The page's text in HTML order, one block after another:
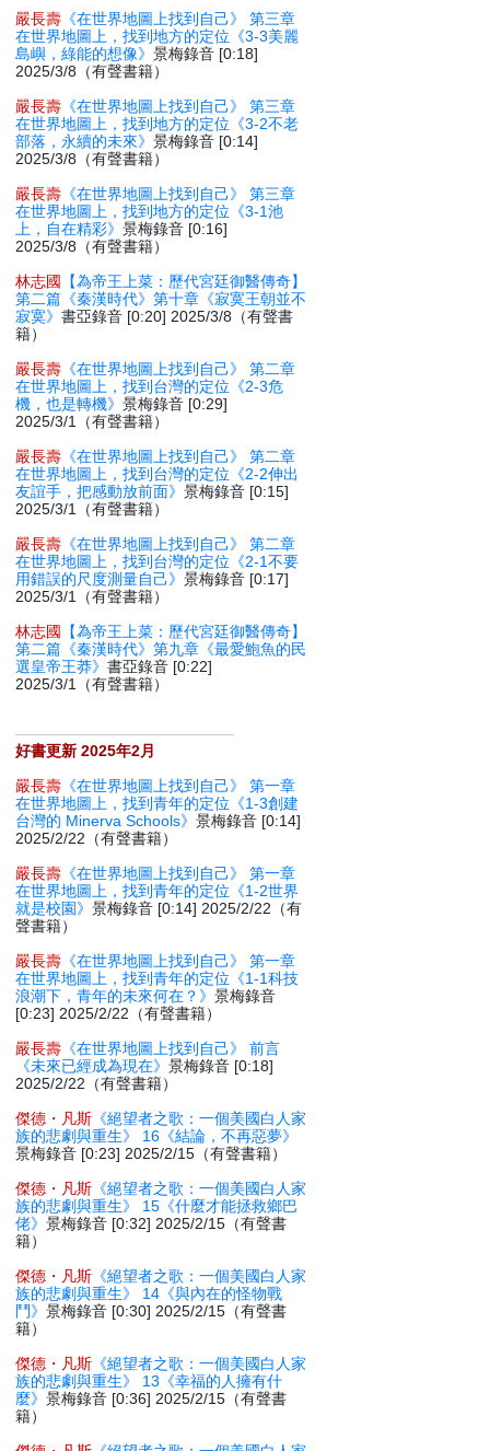
嚴長壽 《在世界地圖上找到自己》 第三章
在世界地圖上，找到地方的定位《3-3美麗
島嶼，綠能的想像》景梅錄音 [0:18]
2025/3/8（有聲書籍）
嚴長壽 《在世界地圖上找到自己》 第三章
在世界地圖上，找到地方的定位《3-2不老
部落，永續的未來》景梅錄音 [0:14]
2025/3/8（有聲書籍）
嚴長壽 《在世界地圖上找到自己》 第三章
在世界地圖上，找到地方的定位《3-1池
上，自在精彩》景梅錄音 [0:16]
2025/3/8（有聲書籍）
林志國
【為帝王上菜：歷代宮廷御醫傳奇】
第二篇《秦漢時代》第十章《寂寞王朝並不
寂寞》書亞錄音 [0:20] 2025/3/8（有聲書
籍）
嚴長壽 《在世界地圖上找到自己》 第二章
在世界地圖上，找到台灣的定位《2-3危
機，也是轉機》景梅錄音 [0:29]
2025/3/1（有聲書籍）
嚴長壽 《在世界地圖上找到自己》 第二章
在世界地圖上，找到台灣的定位《2-2伸出
友誼手，把感動放前面》景梅錄音 [0:15]
2025/3/1（有聲書籍）
嚴長壽 《在世界地圖上找到自己》 第二章
在世界地圖上，找到台灣的定位《2-1不要
用錯誤的尺度測量自己》景梅錄音 [0:17]
2025/3/1（有聲書籍）
林志國
【為帝王上菜：歷代宮廷御醫傳奇】
第二篇《秦漢時代》第九章《最愛鮑魚的民
選皇帝王莽》書亞錄音 [0:22]
2025/3/1（有聲書籍）
好書更新 2025年2月
嚴長壽 《在世界地圖上找到自己》 第一章
在世界地圖上，找到青年的定位《1-3創建
台灣的 Minerva Schools》景梅錄音 [0:14]
2025/2/22（有聲書籍）
嚴長壽 《在世界地圖上找到自己》 第一章
在世界地圖上，找到青年的定位《1-2世界
就是校園》景梅錄音 [0:14] 2025/2/22（有
聲書籍）
嚴長壽 《在世界地圖上找到自己》 第一章
在世界地圖上，找到青年的定位《1-1科技
浪潮下，青年的未來何在？》景梅錄音
[0:23] 2025/2/22（有聲書籍）
嚴長壽 《在世界地圖上找到自己》 前言
《未來已經成為現在》景梅錄音 [0:18]
2025/2/22（有聲書籍）
傑德・凡斯 《絕望者之歌：一個美國白人家
族的悲劇與重生》 16《結論，不再惡夢》
景梅錄音 [0:23] 2025/2/15（有聲書籍）
傑德・凡斯 《絕望者之歌：一個美國白人家
族的悲劇與重生》 15《什麼才能拯救鄉巴
佬》景梅錄音 [0:32] 2025/2/15（有聲書
籍）
傑德・凡斯 《絕望者之歌：一個美國白人家
族的悲劇與重生》 14《與內在的怪物戰
鬥》景梅錄音 [0:30] 2025/2/15（有聲書
籍）
傑德・凡斯 《絕望者之歌：一個美國白人家
族的悲劇與重生》 13《幸福的人擁有什
麼》景梅錄音 [0:36] 2025/2/15（有聲書
籍）